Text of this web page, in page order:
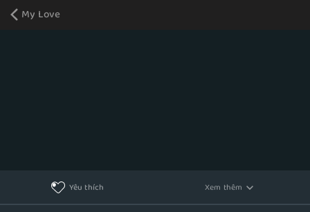
My Love
Yêu thích Xem thêm